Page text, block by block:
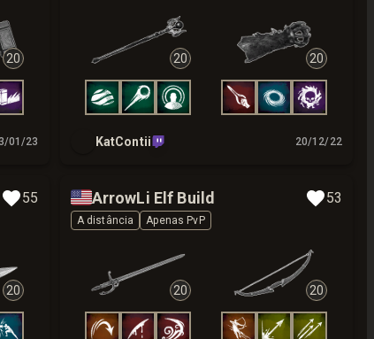
20
01/23
20 20
KatContii 20/12/22
55
20
🇺🇸ArrowLi Elf Build 53
A distância Apenas PvP
20 20